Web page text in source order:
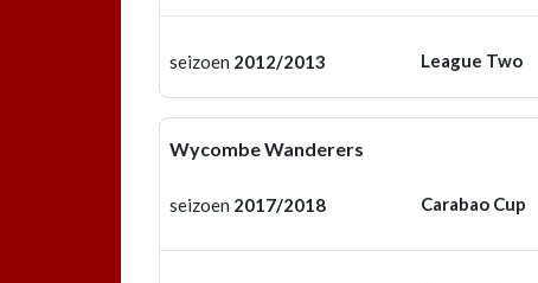
seizoen 2012/2013 League Two
Wycombe Wanderers
seizoen 2017/2018 Carabao Cup